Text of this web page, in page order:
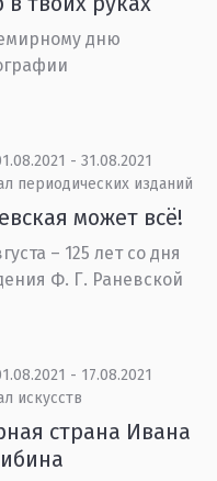
дню
- 31.08.2021
периодических изданий
может всё!
– 125 лет со дня
Ф. Г. Раневской
- 17.08.2021
искусств
страна Ивана